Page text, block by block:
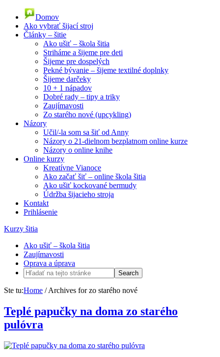
Domov
Ako vybrať šijací stroj
Články – šitie
Ako ušiť – škola šitia
Striháme a šijeme pre deti
Šijeme pre dospelých
Pekné bývanie – šijeme textilné doplnky
Šijeme darčeky
10 + 1 nápadov
Dobré rady – tipy a triky
Zaujímavosti
Zo starého nové (upcykling)
Názory
Učil/-la som sa šiť od Anny
Názory o 21-dielnom bezplatnom online kurze
Názory o online knihe
Online kurzy
Kreatívne Vianoce
Ako začať šiť – online škola šitia
Ako ušiť kockované bermudy
Údržba šijacieho stroja
Kontakt
Prihlásenie
Kurzy šitia
Ako ušiť – škola šitia
Zaujímavosti
Oprava a úprava
Ste tu:Home /Archives for zo starého nové
Teplé papučky na doma zo starého
pulóvra